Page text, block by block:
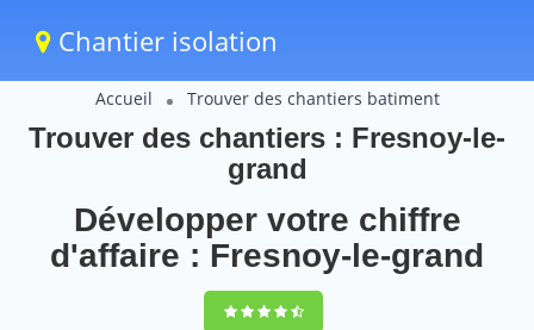
Chantier isolation
Accueil Trouver des chantiers batiment
Trouver des chantiers : Fresnoy-le-
grand
Développer votre chiffre
d'affaire : Fresnoy-le-grand